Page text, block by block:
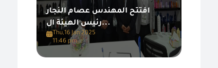
افتتح المهندس عصام النجار
رئيس الهيئة ال...
Thu,16 Jan 2025
11:46 pm